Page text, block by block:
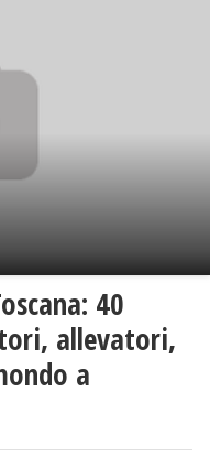
40
allevatori,
a